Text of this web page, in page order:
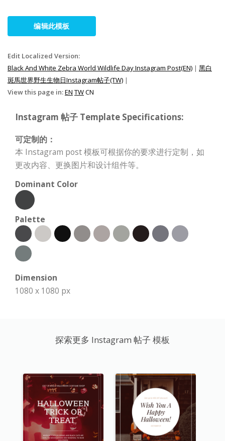
编辑此模板
Edit Localized Version:
Black And White Zebra World Wildlife Day Instagram Post(EN) | 黑白
斑馬世界野生生物日Instagram帖子(TW) |
View this page in:EN TWCN
Instagram 帖子 Template Specifications:
可定制的：
本 Instagram post 模板可根据你的要求进行定制，如
更改内容、更换图片和设计组件等。
Dominant Color
Palette
Dimension
1080 x 1080 px
探索更多 Instagram 帖子 模板